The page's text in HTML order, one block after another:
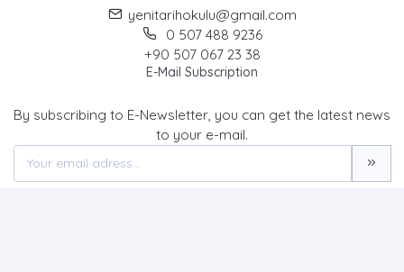
yenitarihokulu@gmail.com
0 507 488 9236
+90 507 067 23 38
E-Mail Subscription
By subscribing to E-Newsletter, you can get the latest news
to your e-mail.